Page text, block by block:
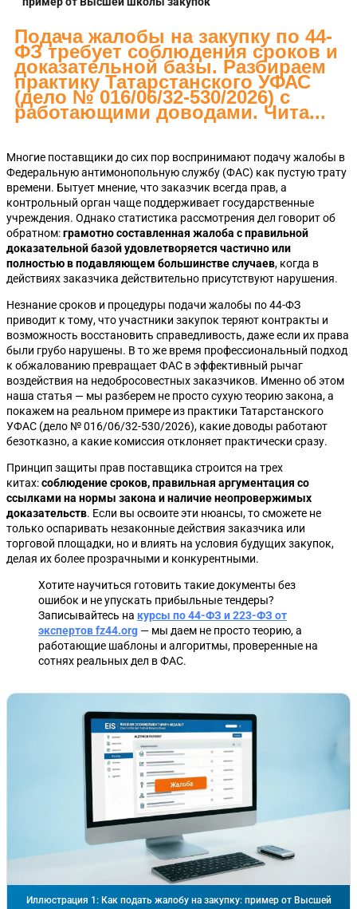
Подача жалобы на закупку по 44-
ФЗ требует соблюдения сроков и
доказательной базы. Разбираем
практику Татарстанского УФАС
(дело № 016/06/32-530/2026) с
работающими доводами. Чита...
Многие поставщики до сих пор воспринимают подачу жалобы в
Федеральную антимонопольную службу (ФАС) как пустую трату
времени. Бытует мнение, что заказчик всегда прав, а
контрольный орган чаще поддерживает государственные
учреждения. Однако статистика рассмотрения дел говорит об
обратном:грамотно составленная жалоба с правильной
доказательной базой удовлетворяется частично или
полностью в подавляющем большинстве случаев, когда в
действиях заказчика действительно присутствуют нарушения.
Незнание сроков и процедуры подачи жалобы по 44-ФЗ
приводит к тому, что участники закупок теряют контракты и
возможность восстановить справедливость, даже если их права
были грубо нарушены. В то же время профессиональный подход
к обжалованию превращает ФАС в эффективный рычаг
воздействия на недобросовестных заказчиков. Именно об этом
наша статья — мы разберем не просто сухую теорию закона, а
покажем на реальном примере из практики Татарстанского
УФАС (дело № 016/06/32-530/2026), какие доводы работают
безотказно, а какие комиссия отклоняет практически сразу.
Принцип защиты прав поставщика строится на трех
китах:соблюдение сроков, правильная аргументация со
ссылками на нормы закона и наличие неопровержимых
доказательств. Если вы освоите эти нюансы, то сможете не
только оспаривать незаконные действия заказчика или
торговой площадки, но и влиять на условия будущих закупок,
делая их более прозрачными и конкурентными.
Хотите научиться готовить такие документы без
ошибок и не упускать прибыльные тендеры?
Записывайтесь на курсы по 44-ФЗ и 223-ФЗ от
экспертов fz44.org — мы даем не просто теорию, а
работающие шаблоны и алгоритмы, проверенные на
сотнях реальных дел в ФАС.
Иллюстрация 1: Как подать жалобу на закупку: пример от Высшей